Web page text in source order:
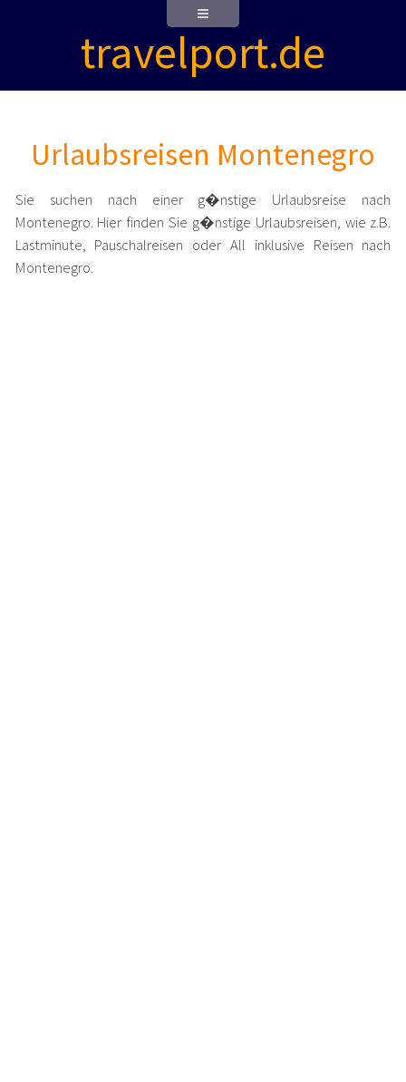
travelport.de
Urlaubsreisen Montenegro
Sie suchen nach einer g�nstige Urlaubsreise nach
Montenegro. Hier finden Sie g�nstige Urlaubsreisen, wie z.B.
Lastminute, Pauschalreisen oder All inklusive Reisen nach
Montenegro.